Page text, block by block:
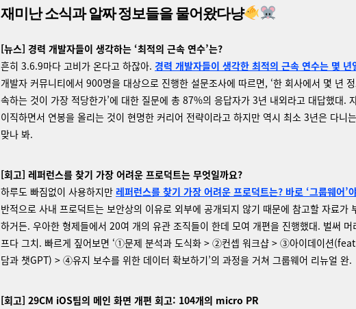
재미난 소식과 알짜 정보들을 물어왔다냥
[뉴스] 경력 개발자들이 생각하는 ‘최적의 근속 연수’는?
흔히 3.6.9마다 고비가 온다고 하잖아. 경력 개발자들이 생각한 최적의 근속 연수는 몇 년
개발자 커뮤니티에서 900명을 대상으로 진행한 설문조사에 따르면, ‘한 회사에서 몇 년
속하는 것이 가장 적당한가’에 대한 질문에 총 87%의 응답자가 3년 내외라고 대답했대.
이직하면서 연봉을 올리는 것이 현명한 커리어 전략이라고 하지만 역시 최소 3년은 다니
맞나 봐.
[회고] 레퍼런스를 찾기 가장 어려운 프로덕트는 무엇일까요?
하루도 빠짐없이 사용하지만 레퍼런스를 찾기 가장 어려운 프로덕트는? 바로 ‘그룹웨어’
반적으로 사내 프로덕트는 보안상의 이유로 외부에 공개되지 않기 때문에 참고할 자료가
하거든. 우아한 형제들에서 20여 개의 유관 조직들이 한데 모여 개편을 진행했대. 벌써 머
프다 그치. 빠르게 짚어보면 ‘①문제 분석과 도식화 > ②컨셉 워크샵 > ③아이데이션
담과 챗GPT) > ④유지 보수를 위한 데이터 확보하기’의 과정을 거쳐 그룹웨어 리뉴얼 완.
[회고] 29CM iOS팀의 메인 화면 개편 회고: 104개의 micro PR